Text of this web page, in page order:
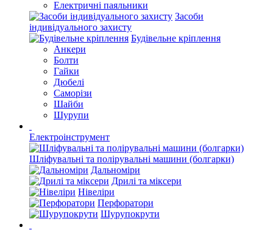
Електричні паяльники
Засоби
індивідуального захисту
Будівельне кріплення
Анкери
Болти
Гайки
Дюбелі
Саморізи
Шайби
Шурупи
Електроінструмент
Шліфувальні та полірувальні машини (болгарки)
Дальноміри
Дрилі та міксери
Нівеліри
Перфоратори
Шурупокрути